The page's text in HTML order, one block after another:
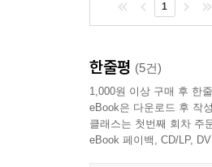
트레이드마크다. 교
만들어져 더 많은 독
이보다 재미있고 생생
1
한줄평 (5건)
1,000원 이상 구매 후 한
eBook은 다운로드 후 작
클래스는 첫번째 회차 주
eBook 페이백, CD/LP,